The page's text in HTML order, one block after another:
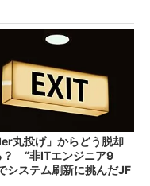
丸投げ」からどう脱却
？ “非ITエンジニア9
システム刷新に挑んだJF